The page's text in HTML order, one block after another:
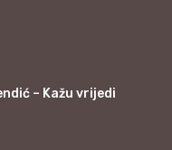
– Kažu vrijedi